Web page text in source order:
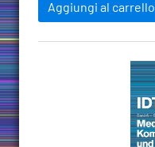
Aggiungi al carrello